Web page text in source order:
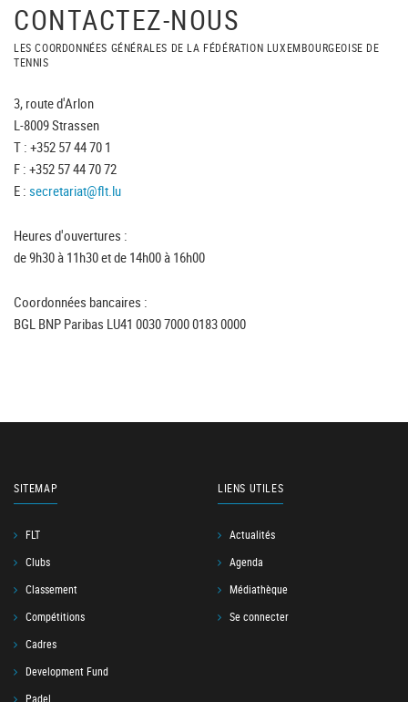
CONTACTEZ-NOUS
LES COORDONNÉES GÉNÉRALES DE LA FÉDÉRATION LUXEMBOURGEOISE DE
TENNIS
3, route d'Arlon
L-8009 Strassen
T : +352 57 44 70 1
F : +352 57 44 70 72
E : secretariat@flt.lu
Heures d'ouvertures :
de 9h30 à 11h30 et de 14h00 à 16h00
Coordonnées bancaires :
BGL BNP Paribas LU41 0030 7000 0183 0000
SITEMAP
FLT
Clubs
Classement
Compétitions
Cadres
Development Fund
Padel
LIENS UTILES
Actualités
Agenda
Médiathèque
Se connecter